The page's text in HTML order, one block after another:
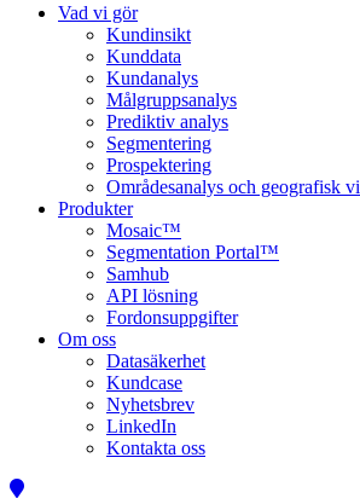
Vad vi gör
Kundinsikt
Kunddata
Kundanalys
Målgruppsanalys
Prediktiv analys
Segmentering
Prospektering
Områdesanalys och geografisk
Produkter
Mosaic™
Segmentation Portal™
Samhub
API lösning
Fordonsuppgifter
Om oss
Datasäkerhet
Kundcase
Nyhetsbrev
LinkedIn
Kontakta oss